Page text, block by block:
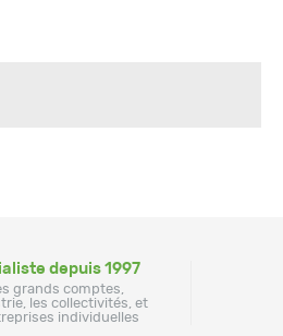
depuis 1997
grands comptes,
les collectivités, et
individuelles